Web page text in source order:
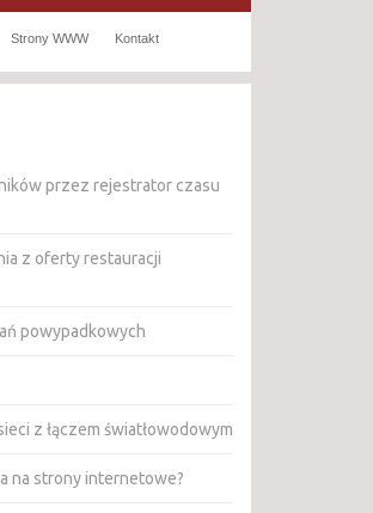
Strony WWW Kontakt
przez rejestrator czasu
z oferty restauracji
powypadkowych
z łączem światłowodowym
na strony internetowe?